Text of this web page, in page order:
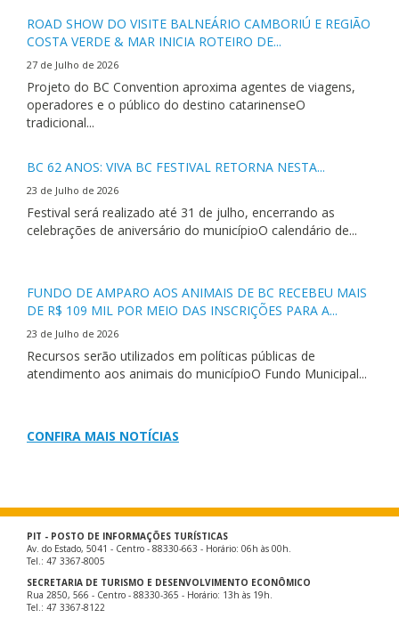
ROAD SHOW DO VISITE BALNEÁRIO CAMBORIÚ E REGIÃO
COSTA VERDE & MAR INICIA ROTEIRO DE...
27 de Julho de 2026
Projeto do BC Convention aproxima agentes de viagens,
operadores e o público do destino catarinenseO
tradicional...
BC 62 ANOS: VIVA BC FESTIVAL RETORNA NESTA...
23 de Julho de 2026
Festival será realizado até 31 de julho, encerrando as
celebrações de aniversário do municípioO calendário de...
FUNDO DE AMPARO AOS ANIMAIS DE BC RECEBEU MAIS
DE R$ 109 MIL POR MEIO DAS INSCRIÇÕES PARA A...
23 de Julho de 2026
Recursos serão utilizados em políticas públicas de
atendimento aos animais do municípioO Fundo Municipal...
CONFIRA MAIS NOTÍCIAS
PIT - POSTO DE INFORMAÇÕES TURÍSTICAS
Av. do Estado, 5041 - Centro - 88330-663 - Horário: 06h às 00h.
Tel.: 47 3367-8005
SECRETARIA DE TURISMO E DESENVOLVIMENTO ECONÔMICO
Rua 2850, 566 - Centro - 88330-365 - Horário: 13h às 19h.
Tel.: 47 3367-8122